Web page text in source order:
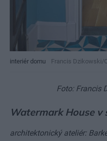
interiér domu Francis Dzikowski/
Foto: Francis
Watermark House v
architektonický ateliér: